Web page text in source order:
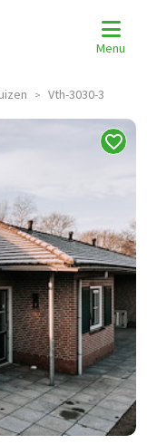
Menu
> Vth-3030-3